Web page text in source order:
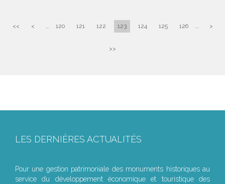
<< < ... 120 121 122 123 124 125 126 ... >
>>
LES DERNIÈRES ACTUALITÉS
Pour une gestion patrimoniale des monuments historiques au
service du développement économique et touristique des